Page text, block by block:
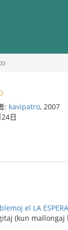
: kavipatro, 2007
日
el LA
(kun mallongaj